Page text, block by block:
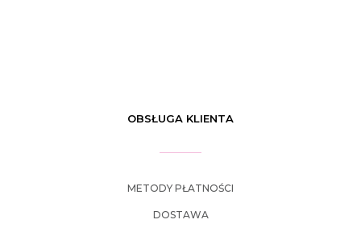
OBSŁUGA KLIENTA
METODY PŁATNOŚCI
DOSTAWA